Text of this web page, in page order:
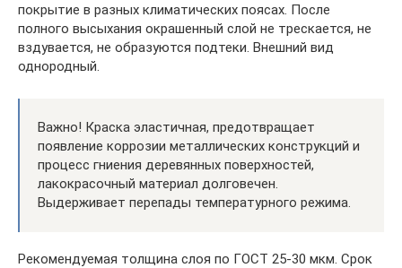
покрытие в разных климатических поясах. После
полного высыхания окрашенный слой не трескается, не
вздувается, не образуются подтеки. Внешний вид
однородный.
Важно! Краска эластичная, предотвращает
появление коррозии металлических конструкций и
процесс гниения деревянных поверхностей,
лакокрасочный материал долговечен.
Выдерживает перепады температурного режима.
Рекомендуемая толщина слоя по ГОСТ 25-30 мкм. Срок